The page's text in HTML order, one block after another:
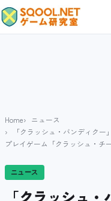
Home
ニュース
「クラッシュ・バンディク
プレイゲーム「クラッシュ・チ
ニュース
「クラッシュ